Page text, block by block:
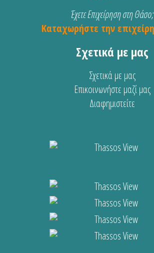
Έχετε Επιχείρηση στη Θάσο;
Καταχωρήστε την
Σχετικά με μας
Σχετικά με μας
Επικοινωνήστε μαζί μας
Διαφημιστείτε